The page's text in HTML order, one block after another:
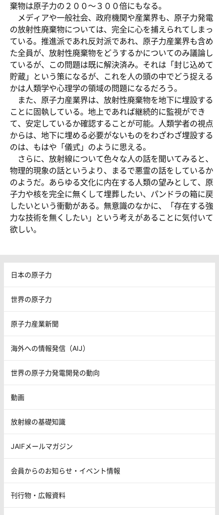
棄物は原子力の２００～３００倍にもなる。
メディアや一般社会、政府機関や産業界も、原子力発電
の放射性廃棄物については、完全に心を捕えられてしまっ
ている。推進派であれ反対派であれ、原子力産業界も含め
た全員が、放射性廃棄物をどうするかについてのみ議論し
ているが、この問題は既に解決済み。それは「封じ込めて
貯蔵」という策になるが、これを人の頭の中でどう捉える
かは人類学や心理学の領域の問題になるだろう。
また、原子力産業界は、放射性廃棄物を地下に埋設する
ことに固執している。地上であれば継続的に監視ができ
て、安定しているか確認することが可能。人類学者の視点
からは、地下に埋める必要がないものをわざわざ埋設する
のは、もはや「儀式」のように思える。
さらに、放射線について色々な人の話を聞いてみると、
物理的現象の話というより、まるで悪霊の話をしているか
のようだ。あらゆる文化に内在する人類の望みとして、原
子力や核を完全に無くして埋葬したい、パンドラの箱に戻
したいという衝動がある。無意識のなかに、「存在する強
力な技術を無くしたい」という考えがあることに気付いて
欲しい。
日本の原子力
世界の原子力
原子力産業新聞
海外への情報発信（AIJ）
世界の原子力発電開発の動向
動画
放射線の基礎知識
JAIFメールマガジン
会員からのお知らせ・イベント情報
刊行物・広報資料